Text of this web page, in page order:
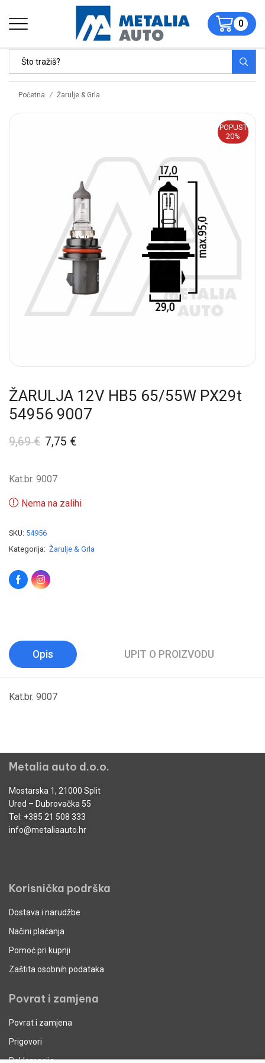
0
Početna / Žarulje & Grla
POPUST
20%
ŽARULJA 12V HB5 65/55W PX29t
54956 9007
9,69€ 7,75 €
Kat.br. 9007
Nema na zalihi
SKU: 54956
Kategorija: Žarulje & Grla
Opis UPIT O PROIZVODU
Kat.br. 9007
Metalia auto d.o.o.
Mostarska 1, 21000 Split
Ured – Dubrovačka 55
Tel: +385 21 508 333
info@metaliaauto.hr
Korisnička podrška
Dostava i narudžbe
Načini plaćanja
Pomoć pri kupnji
Zaštita osobnih podataka
Povrat i zamjena
Povrat i zamjena
Prigovori
Reklamacije